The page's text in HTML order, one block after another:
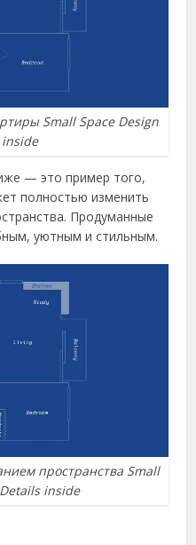
Small Space Design
— это пример того,
полностью изменить
Продуманные
уютным и стильным.
пространства Small
inside